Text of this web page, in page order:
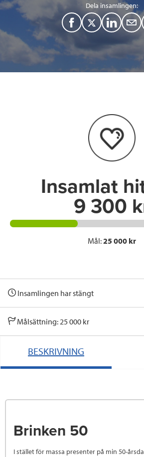
Dela insamlingen:
F
T
e
L
i
I
n
M
a
i
Insamlat
9 300
Mål:25 000 kr
Insamlingen har stängt
Målsättning: 25 000 kr
BESKRIVNING
Brinken 50
I stället för massa presenter på min 50-